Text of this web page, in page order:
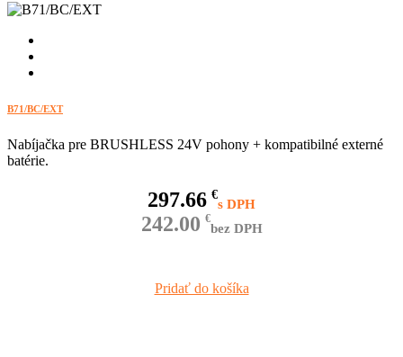
B71/BC/EXT
Nabíjačka pre BRUSHLESS 24V pohony + kompatibilné externé
batérie.
€
297.66
€
242.00 bez DPH
Pridať do košíka